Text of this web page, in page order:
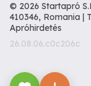
© 2026 Startapró
410346, Romania |
Apróhirdetés
26.08.06.c0c206c